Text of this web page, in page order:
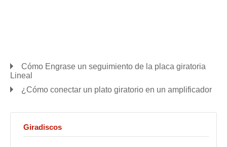
Cómo Engrase un seguimiento de la placa giratoria
Lineal
¿Cómo conectar un plato giratorio en un amplificador
Giradiscos